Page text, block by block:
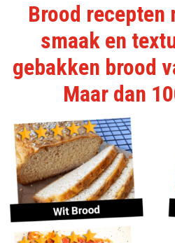
Brood recepten
smaak en
gebakken brood
Maar dan